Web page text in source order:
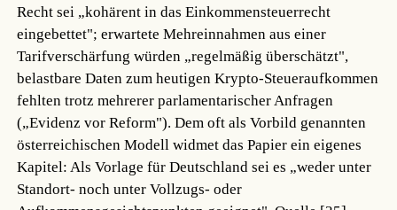
Recht sei „kohärent in das Einkommensteuerrecht
eingebettet"; erwartete Mehreinnahmen aus einer
Tarifverschärfung würden „regelmäßig überschätzt",
belastbare Daten zum heutigen Krypto-Steueraufkommen
fehlten trotz mehrerer parlamentarischer Anfragen
(„Evidenz vor Reform"). Dem oft als Vorbild genannten
österreichischen Modell widmet das Papier ein eigenes
Kapitel: Als Vorlage für Deutschland sei es „weder unter
Standort- noch unter Vollzugs- oder